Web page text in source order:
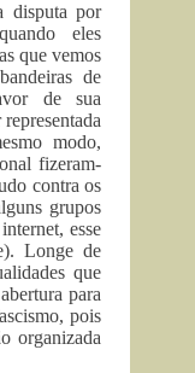
disputa por
eles
que vemos
de
de sua
modo,
fizeram-
contra os
grupos
esse
Longe de
que
para
pois
organizada